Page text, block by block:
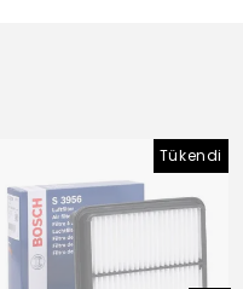
Tükendi